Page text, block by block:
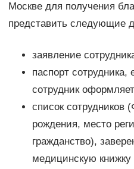
Москве для получения
представить следующие
заявление
паспорт
сотрудник
список
рождения, место
гражданство),
медицинскую